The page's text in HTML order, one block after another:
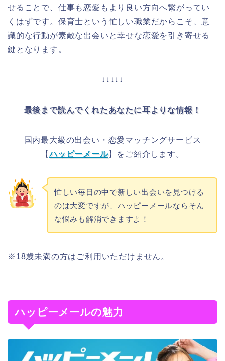
せることで、仕事も恋愛もより良い方向へ繋がってい
くはずです。保育士という忙しい職業だからこそ、意
識的な行動が素敵な出会いと幸せな恋愛を引き寄せる
鍵となります。
↓↓↓↓↓
最後まで読んでくれたあなたに耳よりな情報！
国内最大級の出会い・恋愛マッチングサービス
【ハッピーメール】をご紹介します。
忙しい毎日の中で新しい出会いを見つける
のは大変ですが、ハッピーメールならそん
な悩みも解消できますよ！
※18歳未満の方はご利用いただけません。
ハッピーメールの魅力